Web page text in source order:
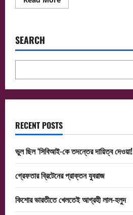
more
পারি’,
গ্রুপবিন্যাসের
দিন
কথায় শুরু জল্পনা
SEARCH
RECENT POSTS
ভুল ছিল ‘সিবিআই-কে তদন্তের দায়িত্ব দেওয়া!
গ্রেফতার ব্রিটেনের প্রাক্তন যুবরাজ
কিশোর ভারতীতে খেলতেই আগ্রহী লাল-হলুদ